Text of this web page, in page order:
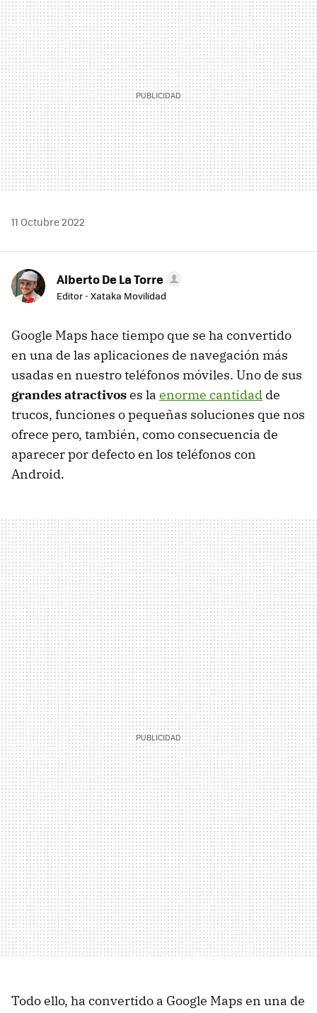
MAIL
11 Octubre 2022
Alberto De La Torre
Editor - Xataka Movilidad
Google Maps hace tiempo que se ha convertido
en una de las aplicaciones de navegación más
usadas en nuestro teléfonos móviles. Uno de sus
grandes atractivoses la enorme cantidad de
trucos, funciones o pequeñas soluciones que nos
ofrece pero, también, como consecuencia de
aparecer por defecto en los teléfonos con
Android.
Todo ello, ha convertido a Google Maps en una de